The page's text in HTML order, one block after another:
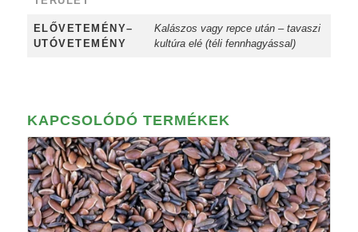
ELŐVETEMÉNY–
UTÓVETEMÉNY
Kalászos vagy repce után – tavaszi
kultúra elé (téli fennhagyással)
KAPCSOLÓDÓ TERMÉKEK